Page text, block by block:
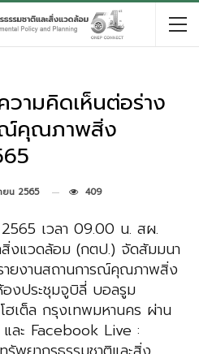
ามคิดเห็นต่อร่าง
ณ์คุณภาพสิ่ง
ยน 2565 409
เวลา 09.00 น. สผ.
งแวดล้อม (กตป.) จัดสัมมนา
ายงานสถานการณ์คุณภาพสิ่ง
ประชุมจูบิลี่ บอลรูม
ฮเต็ล กรุงเทพมหานคร ผ่าน
ละ Facebook Live :